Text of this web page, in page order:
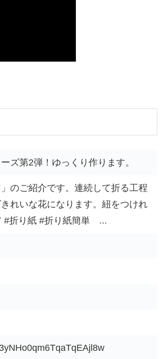
ズ第2弾！ゆっくり作ります。
のご紹介です。連続して折る工程
れいな花になります。紐をつけれ
#折り紙 #折り紙簡単 ...